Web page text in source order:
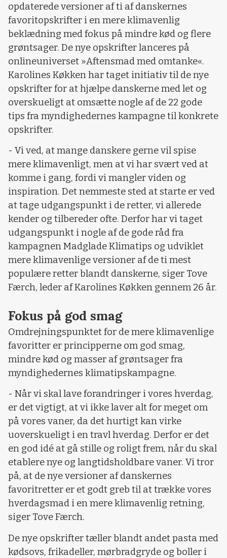
opdaterede versioner af ti af danskernes
favoritopskrifter i en mere klimavenlig
beklædning med fokus på mindre kød og flere
grøntsager. De nye opskrifter lanceres på
onlineuniverset »Aftensmad med omtanke«.
Karolines Køkken har taget initiativ til de nye
opskrifter for at hjælpe danskerne med let og
overskueligt at omsætte nogle af de 22 gode
tips fra myndighedernes kampagne til konkrete
opskrifter.
- Vi ved, at mange danskere gerne vil spise
mere klimavenligt, men at vi har svært ved at
komme i gang, fordi vi mangler viden og
inspiration. Det nemmeste sted at starte er ved
at tage udgangspunkt i de retter, vi allerede
kender og tilbereder ofte. Derfor har vi taget
udgangspunkt i nogle af de gode råd fra
kampagnen Madglade Klimatips og udviklet
mere klimavenlige versioner af de ti mest
populære retter blandt danskerne, siger Tove
Færch, leder af Karolines Køkken gennem 26 år.
Fokus på god smag
Omdrejningspunktet for de mere klimavenlige
favoritter er principperne om god smag,
mindre kød og masser af grøntsager fra
myndighedernes klimatipskampagne.
- Når vi skal lave forandringer i vores hverdag,
er det vigtigt, at vi ikke laver alt for meget om
på vores vaner, da det hurtigt kan virke
uoverskueligt i en travl hverdag. Derfor er det
en god idé at gå stille og roligt frem, når du skal
etablere nye og langtidsholdbare vaner. Vi tror
på, at de nye versioner af danskernes
favoritretter er et godt greb til at trække vores
hverdagsmad i en mere klimavenlig retning,
siger Tove Færch.
De nye opskrifter tæller blandt andet pasta med
kødsovs, frikadeller, mørbradgryde og boller i